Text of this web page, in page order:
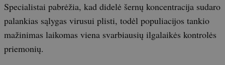
Specialistai pabrėžia, kad didelė šernų koncentracija sudaro
palankias sąlygas virusui plisti, todėl populiacijos tankio
mažinimas laikomas viena svarbiausių ilgalaikės kontrolės
priemonių.